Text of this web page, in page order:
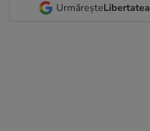
UrmăreșteLibertatea